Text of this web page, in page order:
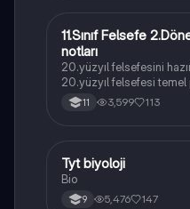
Felsefe
11.Sınıf Felsefe
notları
20.yüzyıl felsefesini
20.yüzyıl felsefesi temel
konularını içermektedir
11 3,599 113
Biyoloji
Tyt biyoloji
Bio
9 5,476 147